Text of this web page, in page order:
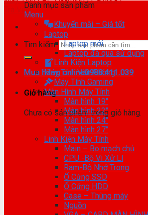
Tìm kiếm:
Mua hàng online0988.411.039
Giỏ hàng
Chưa có sản phẩm trong giỏ hàng.
Danh mục sản phẩm
Menu
Khuyến mãi – Giá tốt
Laptop
Laptop mới
Laptop đã qua sử dụng
Linh Kiện Laptop
Máy Tính Văn Phòng
Máy Tính Gaming
Màn Hình Máy Tính
Màn hình 19″
Màn hình 22″
Màn hình 24″
Màn hình 27″
Linh Kiện Máy Tính
Main – Bo mạch chủ
CPU -Bộ Vi Xử Lí
Ram-Bộ Nhớ Trong
Ổ Cứng SSD
Ổ Cứng HDD
Case – Thùng máy
Nguồn